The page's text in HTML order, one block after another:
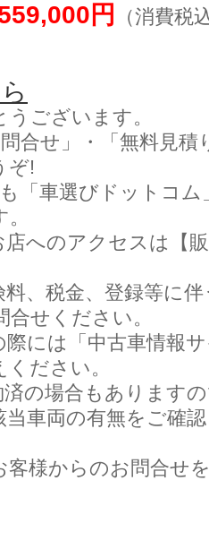
円 （消費税
ございます。
合せ」・「無料見積
ぞ!
「車選びドットコ
店へのアクセスは【
、税金、登録等に
せください。
際には「中古車情報
ださい。
済の場合もあります
当車両の有無をご確
客様からのお問合せ